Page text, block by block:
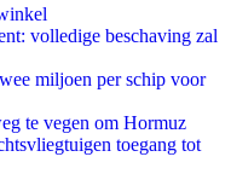
volledige beschaving zal
miljoen per schip voor
te vegen om Hormuz
toegang tot